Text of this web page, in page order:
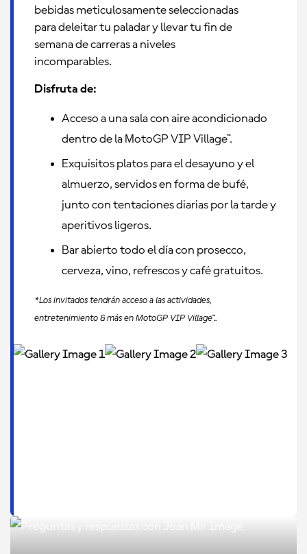
bebidas meticulosamente seleccionadas
para deleitar tu paladar y llevar tu fin de
semana de carreras a niveles
incomparables.
Disfruta de:
Acceso a una sala con aire acondicionado
dentro de la MotoGP VIP Village™.
Exquisitos platos para el desayuno y el
almuerzo, servidos en forma de bufé,
junto con tentaciones diarias por la tarde y
aperitivos ligeros.
Bar abierto todo el día con prosecco,
cerveza, vino, refrescos y café gratuitos.
*Los invitados tendrán acceso a las actividades,
entretenimiento & más en MotoGP VIP Village™..